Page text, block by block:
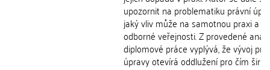
upozornit na problematiku právní
jaký vliv může na samotnou praxi a
odborné veřejnosti. Z provedené
diplomové práce vyplývá, že vývoj
úpravy otevírá oddlužení pro čím širší